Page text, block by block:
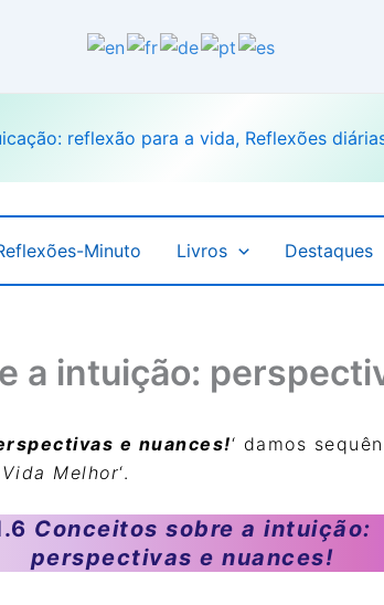
Minuto Livros Destaques
a intuição:
e nuances!‘ damos
Melhor‘.
Conceitos sobre a intuição:
perspectivas e nuances!